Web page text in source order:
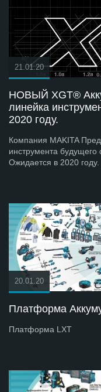
21.01.20
НОВЫЙ XGT®
линейка
2020 году.
Компания MAKITA
инструмента
Ожидается в 2020 году.
20.01.20
Платформа
Платформа LXT